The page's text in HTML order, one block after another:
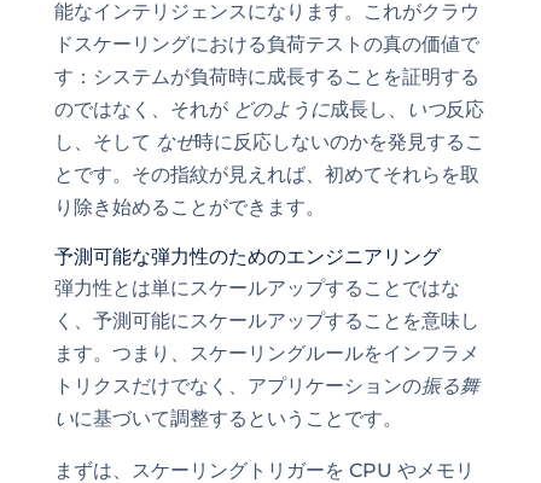
能なインテリジェンスになります。これがクラウ
ドスケーリングにおける負荷テストの真の価値で
す：システムが負荷時に成長することを証明する
のではなく、それが どのように成長し、 いつ反応
し、そして なぜ時に反応しないのかを発見するこ
とです。その指紋が見えれば、初めてそれらを取
り除き始めることができます。
予測可能な弾力性のためのエンジニアリング
弾力性とは単にスケールアップすることではな
く、予測可能にスケールアップすることを意味し
ます。つまり、スケーリングルールをインフラメ
トリクスだけでなく、アプリケーションの振る舞
いに基づいて調整するということです。
まずは、スケーリングトリガーを CPU やメモリ